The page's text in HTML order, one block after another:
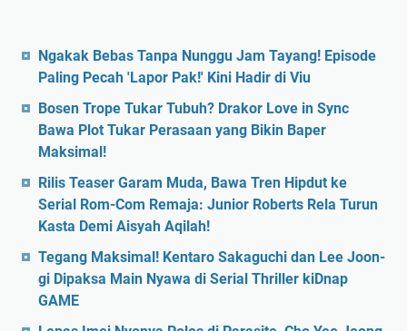
Ngakak Bebas Tanpa Nunggu Jam Tayang! Episode
Paling Pecah 'Lapor Pak!' Kini Hadir di Viu
Bosen Trope Tukar Tubuh? Drakor Love in Sync
Bawa Plot Tukar Perasaan yang Bikin Baper
Maksimal!
Rilis Teaser Garam Muda, Bawa Tren Hipdut ke
Serial Rom-Com Remaja: Junior Roberts Rela Turun
Kasta Demi Aisyah Aqilah!
Tegang Maksimal! Kentaro Sakaguchi dan Lee Joon-
gi Dipaksa Main Nyawa di Serial Thriller kiDnap
GAME